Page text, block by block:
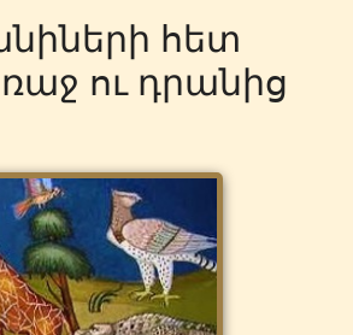
հետ
ու դրանից